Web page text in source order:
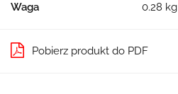
Waga 0.28 kg
Pobierz produkt do PDF